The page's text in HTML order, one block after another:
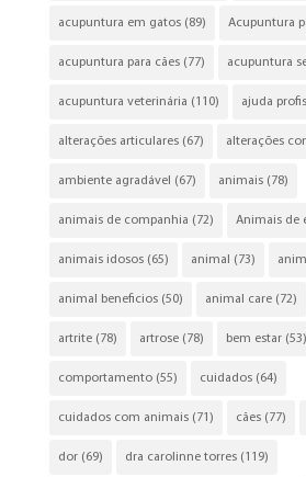
acupuntura em gatos(89) Acupuntura
acupuntura para cães(77) acupuntura
acupuntura veterinária (110) ajuda
alterações articulares(67) alterações
ambiente agradável (67) animais(78)
animais de companhia (72) Animais de
animais idosos(65) animal (73)
animal beneficios(50) animal care(72)
artrite(78) artrose(78) bem estar(53)
comportamento(55) cuidados(64)
cuidados com animais(71) cães(77)
dor(69) dra carolinne torres(119)